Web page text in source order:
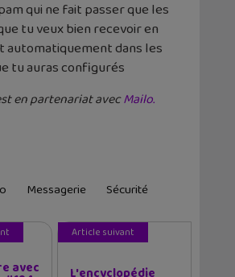
qui ne fait passer que les
tu veux bien recevoir en
automatiquement dans les
tu auras configurés
en partenariat avecMailo.
Messagerie Sécurité
avec
Article suivant